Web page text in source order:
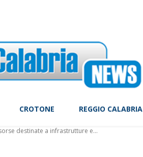
CROTONE REGGIO CALABRIA
destinate a infrastrutture e...